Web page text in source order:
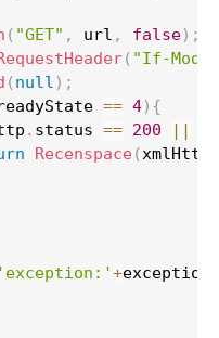
( "GET" , url , false) ;
( "If-
( null ) ;
== 4) {
. status == 200 ||
Recenspace (xmlHttp
'exception:'+exception